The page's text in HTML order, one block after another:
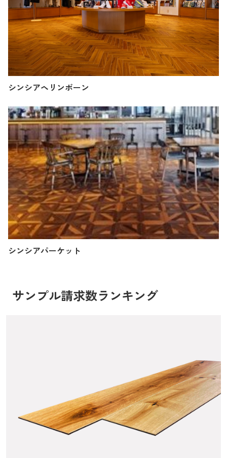
シンシアヘリンボーン
シンシアパーケット
サンプル請求数ランキング